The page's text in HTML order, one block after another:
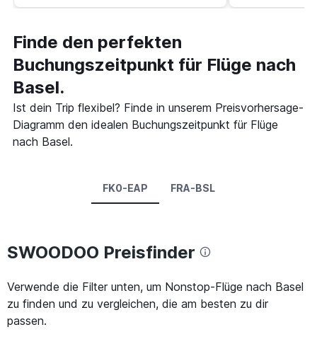
Finde den perfekten
Buchungszeitpunkt für Flüge nach
Basel.
Ist dein Trip flexibel? Finde in unserem Preisvorhersage-
Diagramm den idealen Buchungszeitpunkt für Flüge
nach Basel.
FK0-EAP FRA-BSL
SWOODOO Preisfinder
Verwende die Filter unten, um Nonstop-Flüge nach Basel
zu finden und zu vergleichen, die am besten zu dir
passen.